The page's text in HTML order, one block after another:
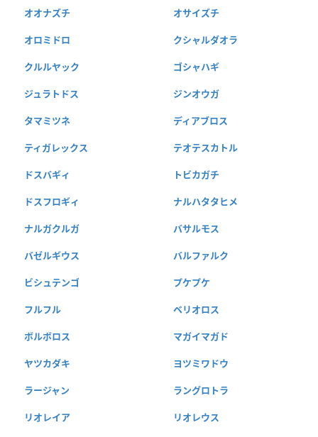
オオナズチ オサイズチ
オロミドロ クシャルダオラ
クルルヤック ゴシャハギ
ジュラトドス ジンオウガ
タマミツネ ディアブロス
ティガレックス テオテスカトル
ドスバギィ トビカガチ
ドスフロギィ ナルハタタヒメ
ナルガクルガ バサルモス
バゼルギウス バルファルク
ビシュテンゴ プケプケ
フルフル ベリオロス
ボルボロス マガイマガド
ヤツカダキ ヨツミワドウ
ラージャン ラングロトラ
リオレイア リオレウス